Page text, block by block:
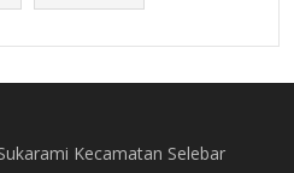
Kecamatan Selebar